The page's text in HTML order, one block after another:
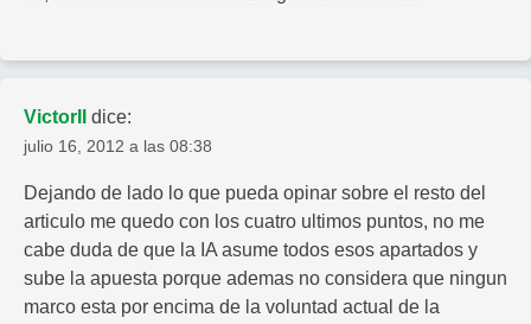
VictorII dice:
julio 16, 2012 a las 08:38
Dejando de lado lo que pueda opinar sobre el resto del
articulo me quedo con los cuatro ultimos puntos, no me
cabe duda de que la IA asume todos esos apartados y
sube la apuesta porque ademas no considera que ningun
marco esta por encima de la voluntad actual de la